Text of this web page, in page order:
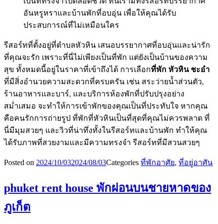
อันหรูหราและบ้านพักที่อบอุ่น เพื่อให้คุณได้รับ
ประสบการณ์ที่ไม่เหมือนใคร
รีสอร์ทที่ตั้งอยู่ที่ตำบลหัวหิน เสนอบรรยากาศที่อบอุ่นและน่ารัก
ที่คุณจะรัก เพราะที่นี่ไม่เพียงเป็นที่พัก แต่ยังเป็นบ้านของความ
สุข ทั้งหมดนี้อยู่ในราคาที่เข้าถึงได้ การเลือกที่พัก หัวหิน ชะอำ
ที่มีสิ่งอำนวยความสะดวกที่ครบครัน เช่น สระว่ายน้ำส่วนตัว,
ร้านอาหารและบาร์, และบริการห้องพักที่ปรับปรุงอย่าง
สม่ำเสมอ จะทำให้การเข้าพักของคุณเป็นที่ประทับใจ หากคุณ
คือคนรักการถ่ายรูป ที่พักที่หัวหินเป็นที่สุดที่คุณไม่ควรพลาด ที่
นี่มีมุมสวยๆ และวิวที่น่าทึ่งทั้งในรีสอร์ทและบ้านพัก ทำให้คุณ
ได้รับภาพที่สวยงามและมีความทรงจำ รีสอร์ทที่มีสวนสวยๆ
Posted on 2024/10/032024/08/03Categories ที่พักอาศัย, ที่อยู่อาศัน
phuket rent house พักผ่อนบนชายหาดของ
ภูเก็ต